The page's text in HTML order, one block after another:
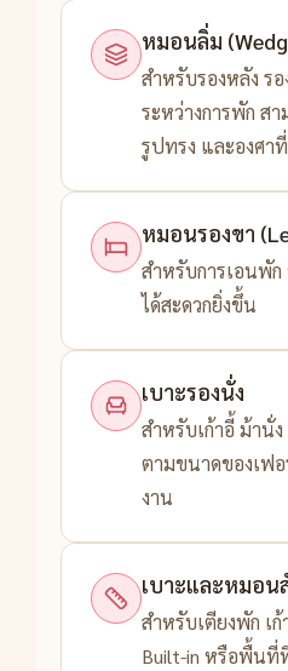
หมอนลิ่ม
สำหรับรองหลัง ร
ระหว่างการพัก ส
รูปทรง และองศา
หมอนรองขา
สำหรับการเอนพัก
ได้สะดวกยิ่งขึ้น
เบาะรองนั่ง
สำหรับเก้าอี้ ม้านั่
ตามขนาดของเฟ
งาน
เบาะและหมอน
สำหรับเตียงพัก เ
Built-in หรือพื้นที่